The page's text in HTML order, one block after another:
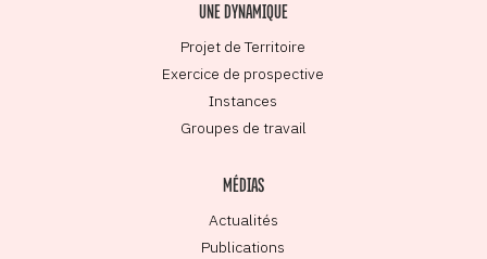
UNE DYNAMIQUE
Projet de Territoire
Exercice de prospective
Instances
Groupes de travail
MÉDIAS
Actualités
Publications